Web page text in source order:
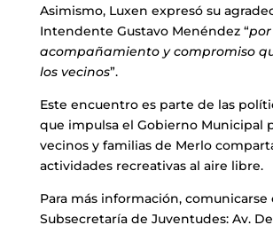
Asimismo, Luxen expresó su
Intendente Gustavo Menéndez “
acompañamiento y compromiso
los vecinos”.
Este encuentro es parte de las
que impulsa el Gobierno Municipal
vecinos y familias de Merlo
actividades recreativas al aire libre.
Para más información, comunicarse
Subsecretaría de Juventudes: Av.